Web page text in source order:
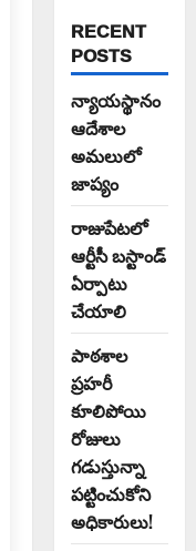
RECENT
POSTS
న్యాయస్థానం
ఆదేశాల
అమలులో
జాప్యం
రాజుపేటలో
ఆర్టీసీ బస్టాండ్
ఏర్పాటు
చేయాలి
పాఠశాల
ప్రహరీ
కూలిపోయి
రోజులు
గడుస్తున్నా
పట్టించుకోని
అధికారులు!